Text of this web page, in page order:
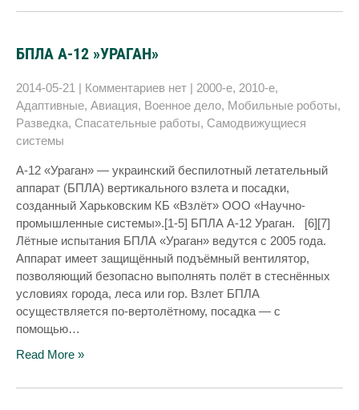
БПЛА А-12 »УРАГАН»
2014-05-21 | Комментариев нет | 2000-е, 2010-е,
Адаптивные, Авиация, Военное дело, Мобильные роботы,
Разведка, Спасательные работы, Самодвижущиеся
системы
A-12 «Ураган» — украинский беспилотный летательный
аппарат (БПЛА) вертикального взлета и посадки,
созданный Харьковским КБ «Взлёт» ООО «Научно-
промышленные системы».[1-5] БПЛА А-12 Ураган. [6][7]
Лётные испытания БПЛА «Ураган» ведутся с 2005 года.
Аппарат имеет защищённый подъёмный вентилятор,
позволяющий безопасно выполнять полёт в стеснённых
условиях города, леса или гор. Взлет БПЛА
осуществляется по-вертолётному, посадка — с
помощью…
Read More »